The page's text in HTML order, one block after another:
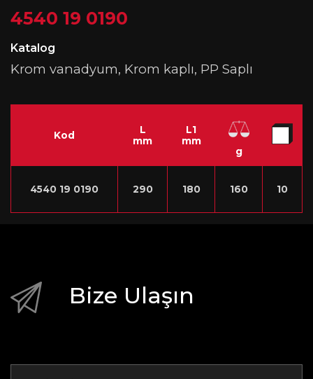
4540 19 0190
Katalog
Krom vanadyum, Krom kaplı, PP Saplı
Kod
L
mm
L1
mm
g
4540 19 0190 290 180 160 10
Bize Ulaşın